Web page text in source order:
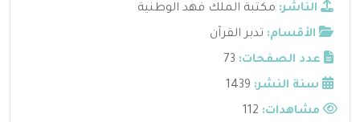
الناشر: مكتبة الملك فهد الوطنية
الأقسام: تدبر القرآن
عدد الصفحات: 73
سنة النشر: 1439
مشاهدات: